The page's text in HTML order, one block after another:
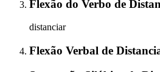
Flexão do Verbo de
distanciar
Flexão Verbal de